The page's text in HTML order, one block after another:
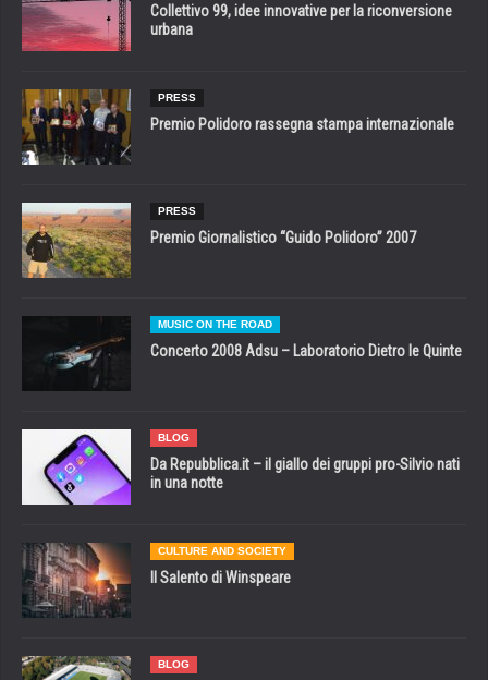
Collettivo 99, idee innovative per la riconversione
urbana
PRESS
Premio Polidoro rassegna stampa internazionale
PRESS
Premio Giornalistico “Guido Polidoro” 2007
MUSIC ON THE ROAD
Concerto 2008 Adsu – Laboratorio Dietro le Quinte
BLOG
Da Repubblica.it – il giallo dei gruppi pro-Silvio nati
in una notte
CULTURE AND SOCIETY
Il Salento di Winspeare
BLOG